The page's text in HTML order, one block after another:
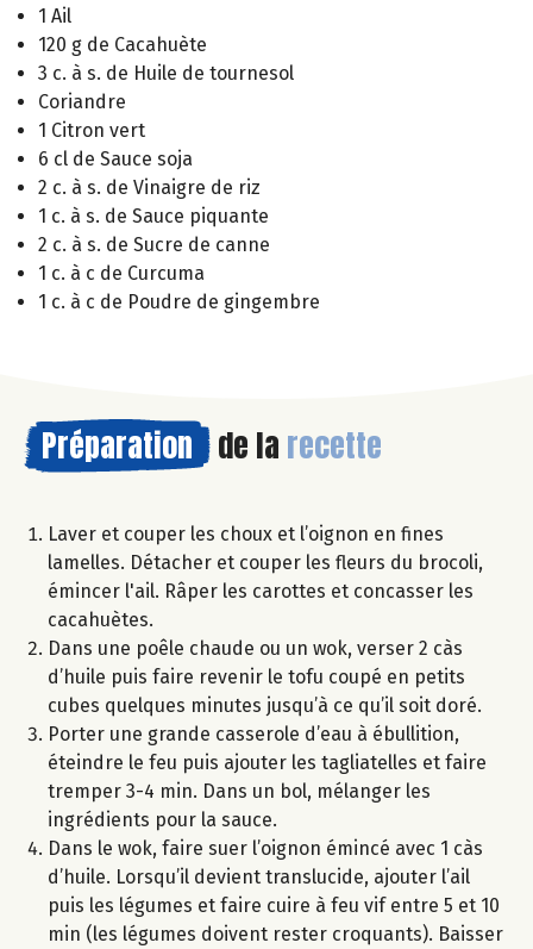
1 Ail
120 g de Cacahuète
3 c. à s. de Huile de tournesol
Coriandre
1 Citron vert
6 cl de Sauce soja
2 c. à s. de Vinaigre de riz
1 c. à s. de Sauce piquante
2 c. à s. de Sucre de canne
1 c. à c de Curcuma
1 c. à c de Poudre de gingembre
Préparation de la recette
Laver et couper les choux et l’oignon en fines
lamelles. Détacher et couper les fleurs du brocoli,
émincer l'ail. Râper les carottes et concasser les
cacahuètes.
Dans une poêle chaude ou un wok, verser 2 càs
d’huile puis faire revenir le tofu coupé en petits
cubes quelques minutes jusqu’à ce qu’il soit doré.
Porter une grande casserole d’eau à ébullition,
éteindre le feu puis ajouter les tagliatelles et faire
tremper 3-4 min. Dans un bol, mélanger les
ingrédients pour la sauce.
Dans le wok, faire suer l’oignon émincé avec 1 càs
d’huile. Lorsqu’il devient translucide, ajouter l’ail
puis les légumes et faire cuire à feu vif entre 5 et 10
min (les légumes doivent rester croquants). Baisser